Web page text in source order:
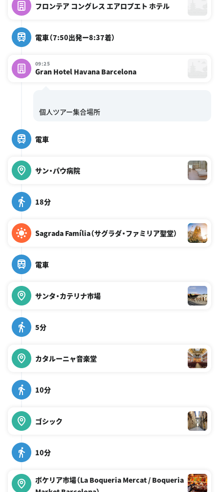
フロンテア コングレス エアロプエト ホテル
電車（7:50出発ー8:37着）
09:25
Gran Hotel Havana Barcelona
電車
サン・パウ病院
18分
Sagrada Família（サグラダ・ファミリア聖堂）
電車
サンタ・カテリナ市場
5分
カタルーニャ音楽堂
10分
ゴシック
10分
ボケリア市場（La Boqueria Mercat / Boqueria